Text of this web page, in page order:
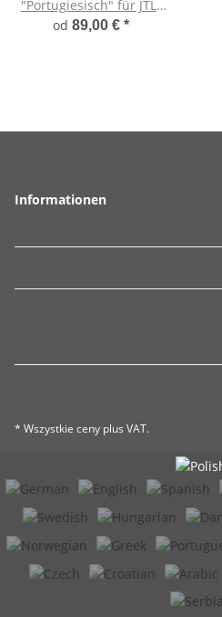
"Portugiesisch" für JTL-
Shop 5.x
od 89,00 € *
Informationen
* Wszystkie ceny plus VAT.